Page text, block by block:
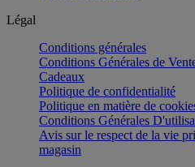
Légal
Conditions générales
Conditions Générales de
Cadeaux
Politique de confidentialité
Politique en matière de
Conditions Générales
Avis sur le respect de la vie
magasin